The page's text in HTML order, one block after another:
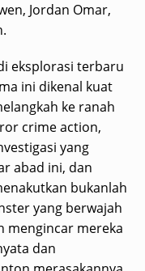
Jordan Omar,
eksplorasi terbaru
ini dikenal kuat
ke ranah
crime action,
yang
abad ini, dan
bukanlah
yang berwajah
mengincar mereka
dan